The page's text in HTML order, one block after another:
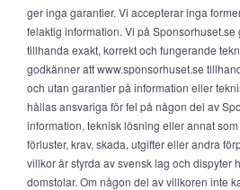
ger inga garantier. Vi accepterar inga
felaktig information. Vi på Sponsorhuset.se
tillhanda exakt, korrekt och fungerande
godkänner att www.sponsorhuset.se
och utan garantier på information eller
hållas ansvariga för fel på någon del av
information, teknisk lösning eller annat
förluster, krav, skada, utgifter eller andra
villkor är styrda av svensk lag och dispyter
domstolar. Om någon del av villkoren inte